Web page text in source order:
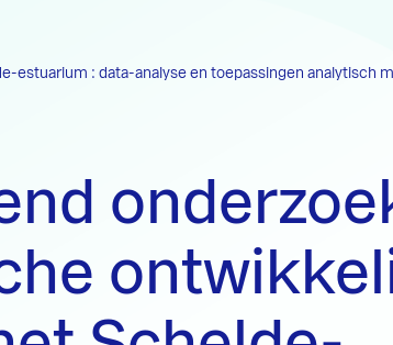
: data-analyse en toepassingen analytisch